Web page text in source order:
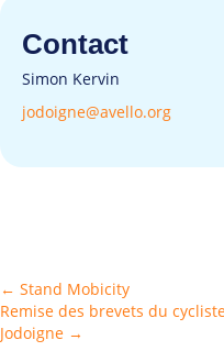
Contact
Simon Kervin
jodoigne@avello.org
Posts
navigation
← Stand Mobicity
Remise des brevets du
Jodoigne →